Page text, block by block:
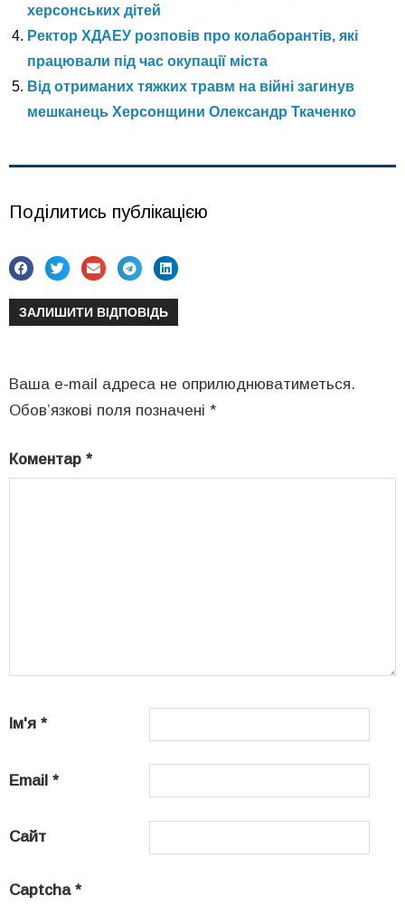
херсонських дітей
Ректор ХДАЕУ розповів про колаборантів, які
працювали під час окупації міста
Від отриманих тяжких травм на війні загинув
мешканець Херсонщини Олександр Ткаченко
Поділитись публікацією
ЗАЛИШИТИ ВІДПОВІДЬ
Ваша e-mail адреса не оприлюднюватиметься.
Обов’язкові поля позначені *
Коментар *
Ім'я *
Email *
Сайт
Captcha *